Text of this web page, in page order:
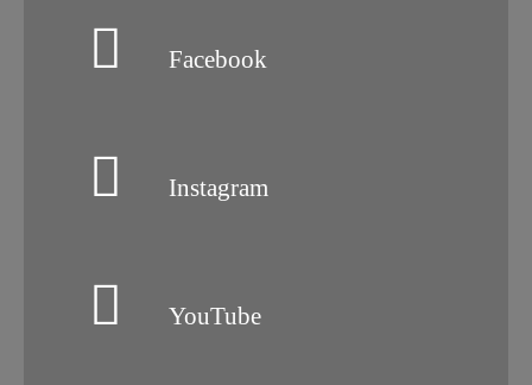
Facebook
Instagram
YouTube